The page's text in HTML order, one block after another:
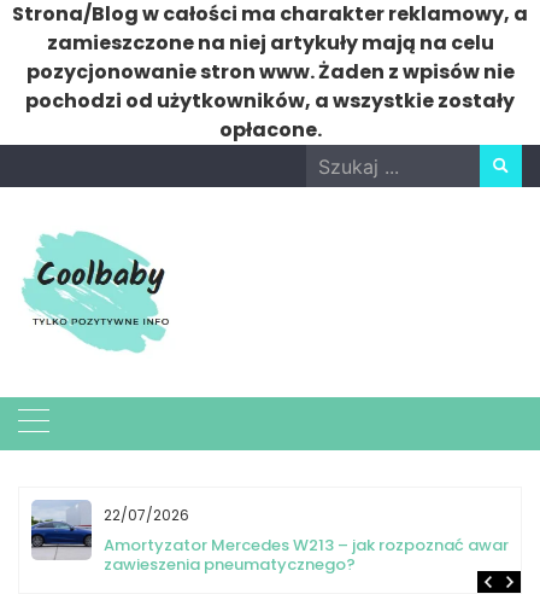
Strona/Blog w całości ma charakter reklamowy, a
zamieszczone na niej artykuły mają na celu
pozycjonowanie stron www. Żaden z wpisów nie
pochodzi od użytkowników, a wszystkie zostały
opłacone.
to
Search
for:
22/07/2026
Amortyzator Mercedes W213 – jak rozpoznać awarię
zawieszenia pneumatycznego?